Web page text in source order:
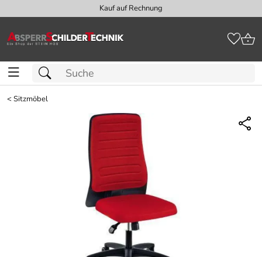
Kauf auf Rechnung
<Sitzmöbel